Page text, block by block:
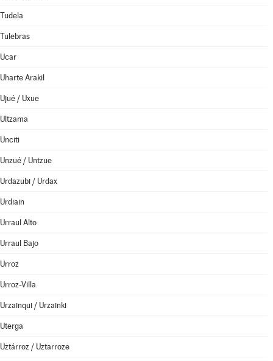
Tudela
Tulebras
Ucar
Uharte Arakil
Ujué / Uxue
Ultzama
Unciti
Unzué / Untzue
Urdazubi / Urdax
Urdiain
Urraul Alto
Urraul Bajo
Urroz
Urroz-Villa
Urzainqui / Urzainki
Uterga
Uztárroz / Uztarroze